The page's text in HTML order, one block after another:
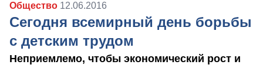
Общество 12.06.2016
Сегодня всемирный день борьбы
с детским трудом
Неприемлемо, чтобы экономический рост и